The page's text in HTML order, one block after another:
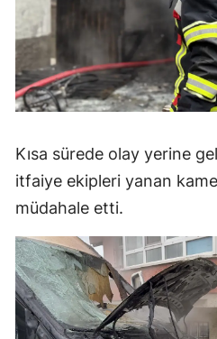
Kısa sürede olay yerine
itfaiye ekipleri yanan
müdahale etti.